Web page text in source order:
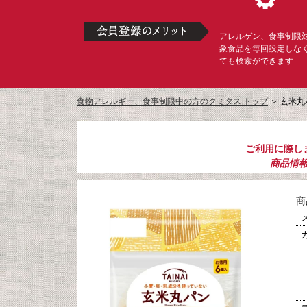
アレルゲン、食事制限
象食品を毎回設定しな
ても検索ができます
食物アレルギー、食事制限中の方のクミタス トップ＞玄米丸
ご利用に際し
商品情